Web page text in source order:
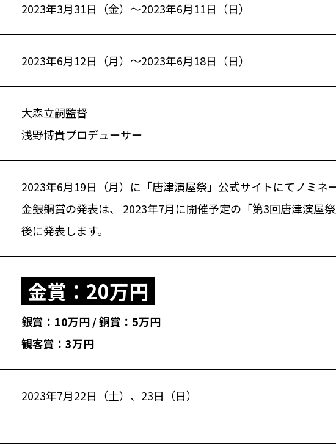
2023年3月31日（金）～2023年6月11日（日）
2023年6月12日（月）～2023年6月18日（日）
大森立嗣監督
浅野博貴プロデューサー
2023年6月19日（月）に「唐津演屋祭」公式サイトにてノミネ
金銀銅賞の発表は、 2023年7月に開催予定の「第3回唐津演屋
後に発表します。
金賞：20万円
銀賞：10万円 / 銅賞：5万円
観客賞：3万円
2023年7月22日（土）、23日（日）